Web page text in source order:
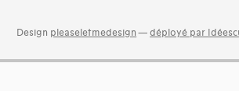
Design pleaseletmedesign —déployé par